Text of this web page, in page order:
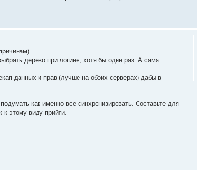
дерево при логине, хотя бы один раз. А сама
данных и прав (лучше на обоих серверах) дабы в
как именно все синхронизировать. Составьте для
к этому виду прийти.